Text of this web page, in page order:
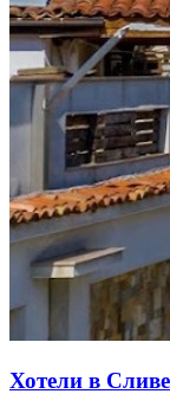
Хотели в